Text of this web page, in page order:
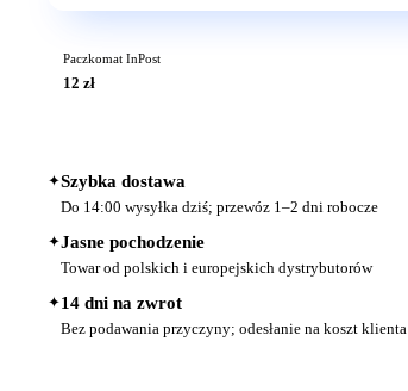
Paczkomat InPost
12 zł
✦Szybka dostawa
Do 14:00 wysyłka dziś; przewóz 1–2 dni robocze
✦Jasne pochodzenie
Towar od polskich i europejskich dystrybutorów
✦14 dni na zwrot
Bez podawania przyczyny; odesłanie na koszt klienta